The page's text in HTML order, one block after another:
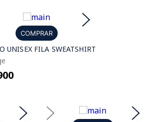
COMPRAR
UNISEX FILA SWEATSHIRT